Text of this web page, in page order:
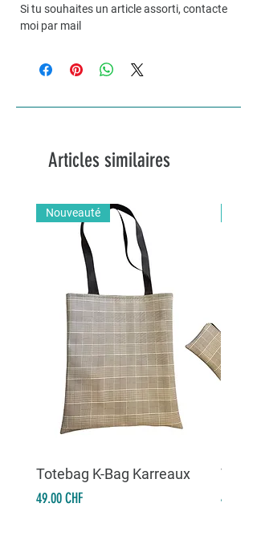
Si tu souhaites un article assorti, contacte
moi par mail
Articles similaires
Nouveauté
Totebag K-Bag Karreaux
Prix
49.00 CHF Prix
49.00